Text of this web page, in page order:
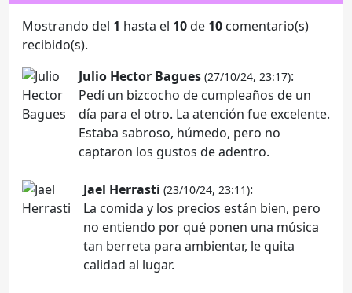
Mostrando del 1 hasta el 10de 10 comentario(s)
recibido(s).
Julio Hector Bagues (27/10/24, 23:17):
Pedí un bizcocho de cumpleaños de un
día para el otro. La atención fue excelente.
Estaba sabroso, húmedo, pero no
captaron los gustos de adentro.
Jael Herrasti (23/10/24, 23:11):
La comida y los precios están bien, pero
no entiendo por qué ponen una música
tan berreta para ambientar, le quita
calidad al lugar.